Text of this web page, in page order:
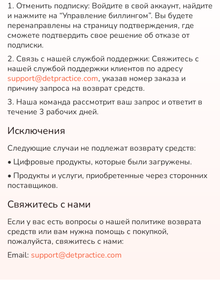
1. Отменить подписку: Войдите в свой аккаунт, найдите
и нажмите на “Управление биллингом”. Вы будете
перенаправлены на страницу подтверждения, где
сможете подтвердить свое решение об отказе от
подписки.
2. Связь с нашей службой поддержки: Свяжитесь с
нашей службой поддержки клиентов по адресу
support@detpractice.com, указав номер заказа и
причину запроса на возврат средств.
3. Наша команда рассмотрит ваш запрос и ответит в
течение 3 рабочих дней.
Исключения
Следующие случаи не подлежат возврату средств:
• Цифровые продукты, которые были загружены.
• Продукты и услуги, приобретенные через сторонних
поставщиков.
Свяжитесь с нами
Если у вас есть вопросы о нашей политике возврата
средств или вам нужна помощь с покупкой,
пожалуйста, свяжитесь с нами:
Email: support@detpractice.com